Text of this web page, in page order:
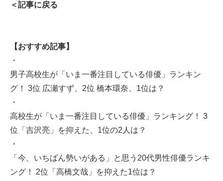
＜記事に戻る
【おすすめ記事】
・
男子高校生が「いま一番注目している俳優」ランキン
グ！ 3位 広瀬すず、2位 橋本環奈、1位は？
・
高校生が「いま一番注目している俳優」ランキング！ 3
位「吉沢亮」を抑えた、1位の2人は？
・
「今、いちばん勢いがある」と思う20代男性俳優ランキ
ング！ 2位「高橋文哉」を抑えた1位は？